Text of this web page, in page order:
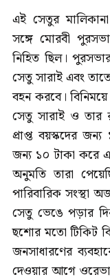
এই সেতুর
সঙ্গে মোরবী
নিহিত ছিল।
সেতু সারাই এবং
বহন করবে।
সেতু সারাই ও তার
প্রাপ্ত বয়স্কদের
জন্য ১০ টাকা করে
অনুমতি তারা
পারিবারিক সংস্থা
সেতু ভেঙে পড়ার
ছশোর মতো টিকিট
জনসাধারণের
দেওয়ার আগে